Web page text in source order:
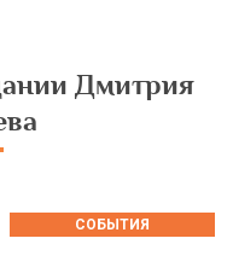
Дмитрия
СОБЫТИЯ